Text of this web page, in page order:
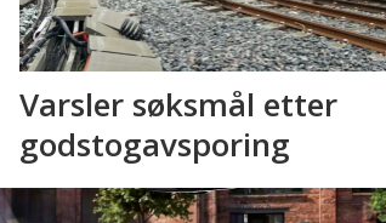
Varsler søksmål etter
godstog­avsporing